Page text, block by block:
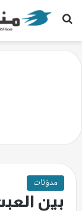
بحث عن
مدوّنات
بين